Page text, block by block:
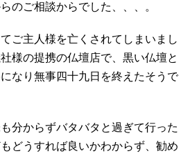
のご相談からでした、、、。
ご主人様を亡くされてしまいまし
様の提携の仏壇店で、黒い仏壇と
なり無事四十九日を終えたそうで
分からずバタバタと過ぎて行った
どうすれば良いかわからず、勧め